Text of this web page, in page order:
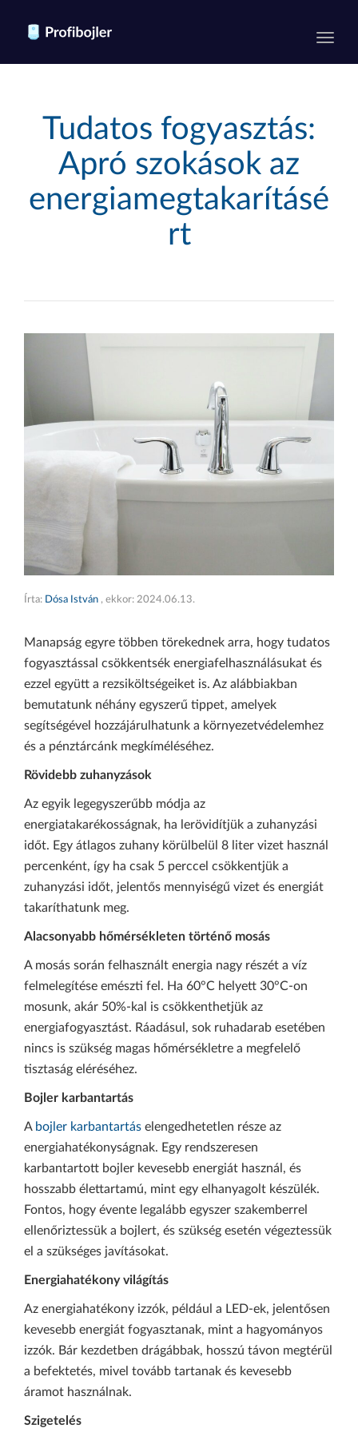
Tudatos fogyasztás:
Apró szokások az
energiamegtakarításé
rt
Írta: Dósa István , ekkor: 2024.06.13.
Manapság egyre többen törekednek arra, hogy tudatos
fogyasztással csökkentsék energiafelhasználásukat és
ezzel együtt a rezsiköltségeiket is. Az alábbiakban
bemutatunk néhány egyszerű tippet, amelyek
segítségével hozzájárulhatunk a környezetvédelemhez
és a pénztárcánk megkíméléséhez.
Rövidebb zuhanyzások
Az egyik legegyszerűbb módja az
energiatakarékosságnak, ha lerövidítjük a zuhanyzási
időt. Egy átlagos zuhany körülbelül 8 liter vizet használ
percenként, így ha csak 5 perccel csökkentjük a
zuhanyzási időt, jelentős mennyiségű vizet és energiát
takaríthatunk meg.
Alacsonyabb hőmérsékleten történő mosás
A mosás során felhasznált energia nagy részét a víz
felmelegítése emészti fel. Ha 60°C helyett 30°C-on
mosunk, akár 50%-kal is csökkenthetjük az
energiafogyasztást. Ráadásul, sok ruhadarab esetében
nincs is szükség magas hőmérsékletre a megfelelő
tisztaság eléréséhez.
Bojler karbantartás
A bojler karbantartás elengedhetetlen része az
energiahatékonyságnak. Egy rendszeresen
karbantartott bojler kevesebb energiát használ, és
hosszabb élettartamú, mint egy elhanyagolt készülék.
Fontos, hogy évente legalább egyszer szakemberrel
ellenőriztessük a bojlert, és szükség esetén végeztessük
el a szükséges javításokat.
Energiahatékony világítás
Az energiahatékony izzók, például a LED-ek, jelentősen
kevesebb energiát fogyasztanak, mint a hagyományos
izzók. Bár kezdetben drágábbak, hosszú távon megtérül
a befektetés, mivel tovább tartanak és kevesebb
áramot használnak.
Szigetelés